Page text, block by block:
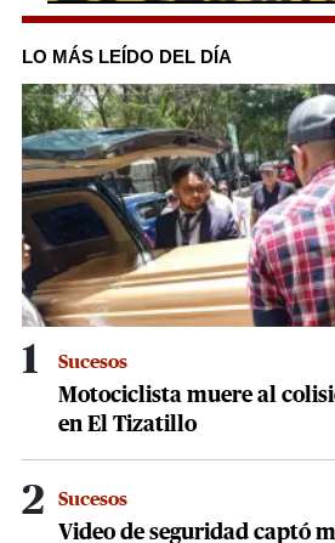
0
of
42
seconds
LO MÁS LEÍDO DEL DÍA
1 Sucesos
Motociclista muere al
en El Tizatillo
2 Sucesos
Video de seguridad captó